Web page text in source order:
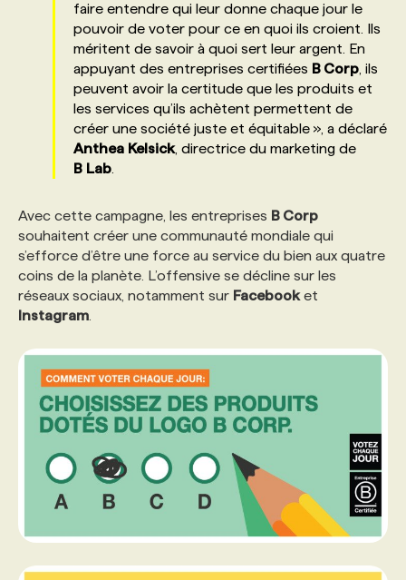
faire entendre qui leur donne chaque jour le
pouvoir de voter pour ce en quoi ils croient. Ils
méritent de savoir à quoi sert leur argent. En
appuyant des entreprises certifiées B Corp , ils
peuvent avoir la certitude que les produits et
les services qu’ils achètent permettent de
créer une société juste et équitable », a déclaré
Anthea Kelsick, directrice du marketing de
B Lab
Avec cette campagne, les entreprises B Corp
souhaitent créer une communauté mondiale qui
s’efforce d’être une force au service du bien aux quatre
coins de la planète. L’offensive se décline sur les
réseaux sociaux, notamment sur Facebooket
Instagram